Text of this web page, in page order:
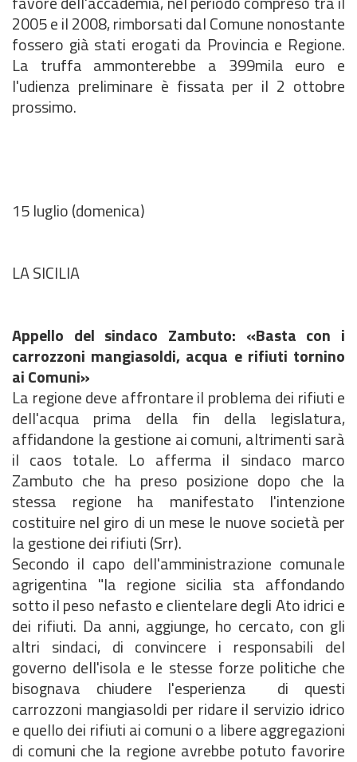
2005 e il 2008, rimborsati dal Comune nonostante
fossero già stati erogati da Provincia e Regione.
La truffa ammonterebbe a 399mila euro e
l'udienza preliminare è fissata per il 2 ottobre
prossimo.
15 luglio (domenica)
LA SICILIA
Appello del sindaco Zambuto: «Basta con i
carrozzoni mangiasoldi, acqua e rifiuti tornino
ai Comuni»
La regione deve affrontare il problema dei rifiuti e
dell'acqua prima della fin della legislatura,
affidandone la gestione ai comuni, altrimenti sarà
il caos totale. Lo afferma il sindaco marco
Zambuto che ha preso posizione dopo che la
stessa regione ha manifestato l'intenzione
costituire nel giro di un mese le nuove società per
la gestione dei rifiuti (Srr).
Secondo il capo dell'amministrazione comunale
agrigentina "la regione sicilia sta affondando
sotto il peso nefasto e clientelare degli Ato idrici e
dei rifiuti. Da anni, aggiunge, ho cercato, con gli
altri sindaci, di convincere i responsabili del
governo dell'isola e le stesse forze politiche che
bisognava chiudere l'esperienza di questi
carrozzoni mangiasoldi per ridare il servizio idrico
e quello dei rifiuti ai comuni o a libere aggregazioni
di comuni che la regione avrebbe potuto favorire